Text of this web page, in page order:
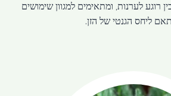
רוגע לערנות, ומתאימים למגוון שימושים
ליחס הגנטי של הזן.